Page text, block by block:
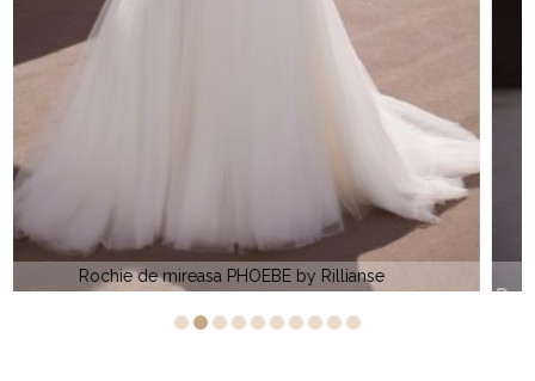
Rochie de mireasa scurta DOROTHY by Rillianse